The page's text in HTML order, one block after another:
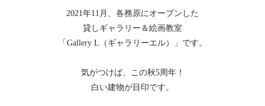
2021年11月、各務原にオープンした
貸しギャラリー＆絵画教室
「Gallery L（ギャラリーエル）」です。
気がつけば、この秋5周年！
白い建物が目印です。